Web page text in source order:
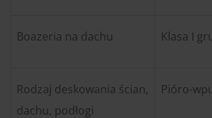
Boazeria na dachu Klasa I
Rodzaj deskowania ścian,
dachu, podłogi
Pióro-